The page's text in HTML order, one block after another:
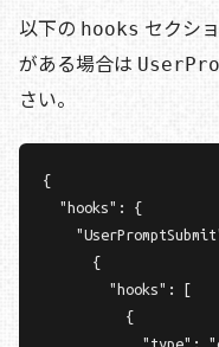
以下の hooks セクシ
がある場合は
さい。
{